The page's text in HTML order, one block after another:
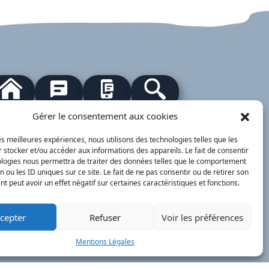
Gérer le consentement aux cookies
meilleures expériences, nous utilisons des technologies telles que les
stocker et/ou accéder aux informations des appareils. Le fait de consentir
nous permettra de traiter des données telles que le comportement
ou les ID uniques sur ce site. Le fait de ne pas consentir ou de retirer son
peut avoir un effet négatif sur certaines caractéristiques et fonctions.
Refuser Voir les préférences
Mentions Légales
à l'accueil
Public
Contacts
légales
- 2023
PATRIOTE - Beaujolais Val de Saône :
BLET -blet.valerie@orange.fr